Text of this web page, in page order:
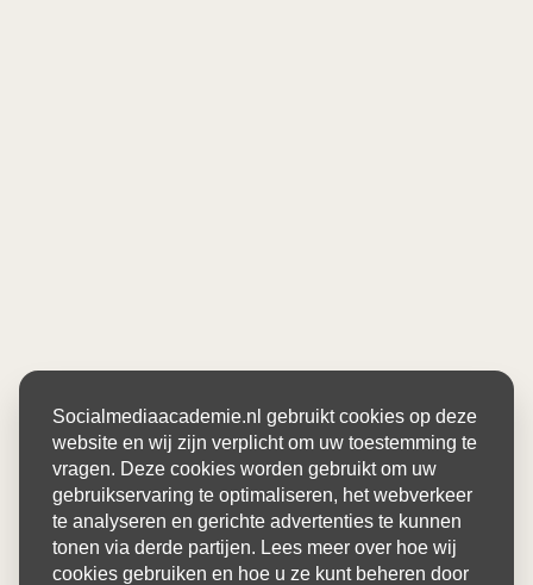
Socialmediaacademie.nl gebruikt cookies op deze
website en wij zijn verplicht om uw toestemming te
vragen. Deze cookies worden gebruikt om uw
gebruikservaring te optimaliseren, het webverkeer
te analyseren en gerichte advertenties te kunnen
tonen via derde partijen. Lees meer over hoe wij
cookies gebruiken en hoe u ze kunt beheren door